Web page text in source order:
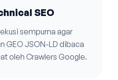
SEO
sempurna agar
GEO JSON-LD dibaca
oleh Crawlers Google.